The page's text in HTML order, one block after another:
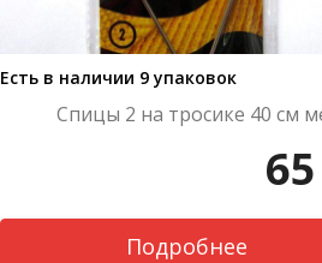
Есть в наличии 9 упаковок
Спицы 2 на тросике 40 см
65
Подробнее